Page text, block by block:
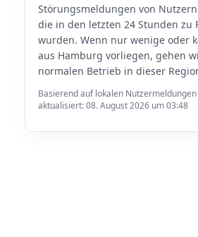
Störungsmeldungen von
die in den letzten 24 Stunden zu
wurden. Wenn nur wenige oder
aus Hamburg vorliegen, gehen
normalen Betrieb in dieser
Basierend auf lokalen Nutzermeldungen
aktualisiert: 08. August 2026 um 03:48